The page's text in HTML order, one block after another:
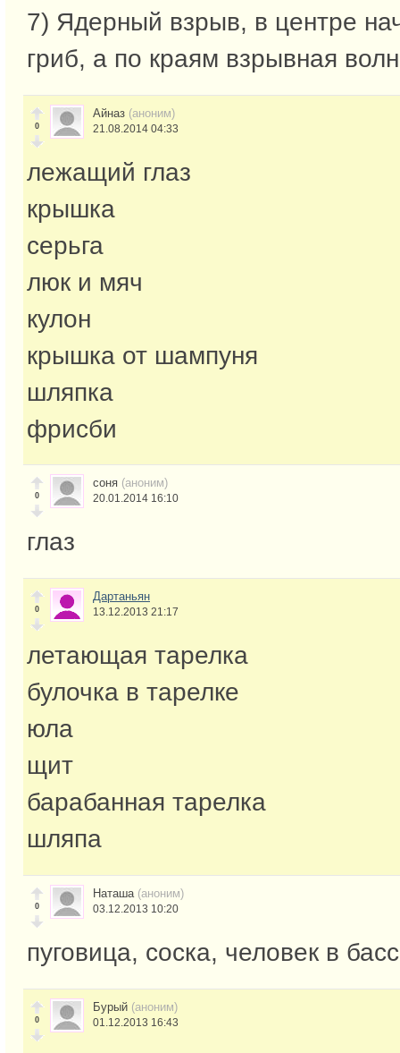
7) Ядерный взрыв, в центре
гриб, а по краям взрывная
0
Айназ (аноним)
21.08.2014 04:33
лежащий глаз
крышка
серьга
люк и мяч
кулон
крышка от шампуня
шляпка
фрисби
0
соня (аноним)
20.01.2014 16:10
глаз
0
Дартаньян
13.12.2013 21:17
летающая тарелка
булочка в тарелке
юла
щит
барабанная тарелка
шляпа
0
Наташа (аноним)
03.12.2013 10:20
пуговица, соска, человек в
0
Бурый (аноним)
01.12.2013 16:43